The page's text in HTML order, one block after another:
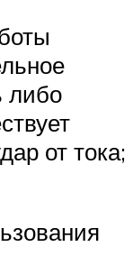
либо
от тока;